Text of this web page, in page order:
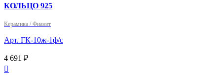
КОЛЬЦО 925
Керамика / Фианит
Арт. ГК-10ж-1ф/с
4 691 ₽
